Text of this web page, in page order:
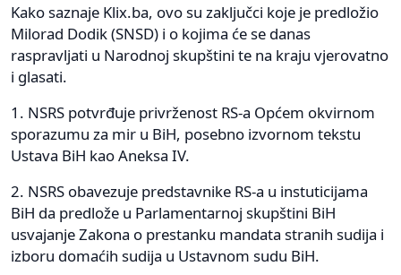
Kako saznaje Klix.ba, ovo su zaključci koje je predložio
Milorad Dodik (SNSD) i o kojima će se danas
raspravljati u Narodnoj skupštini te na kraju vjerovatno
i glasati.
1. NSRS potvrđuje privrženost RS-a Općem okvirnom
sporazumu za mir u BiH, posebno izvornom tekstu
Ustava BiH kao Aneksa IV.
2. NSRS obavezuje predstavnike RS-a u instuticijama
BiH da predlože u Parlamentarnoj skupštini BiH
usvajanje Zakona o prestanku mandata stranih sudija i
izboru domaćih sudija u Ustavnom sudu BiH.